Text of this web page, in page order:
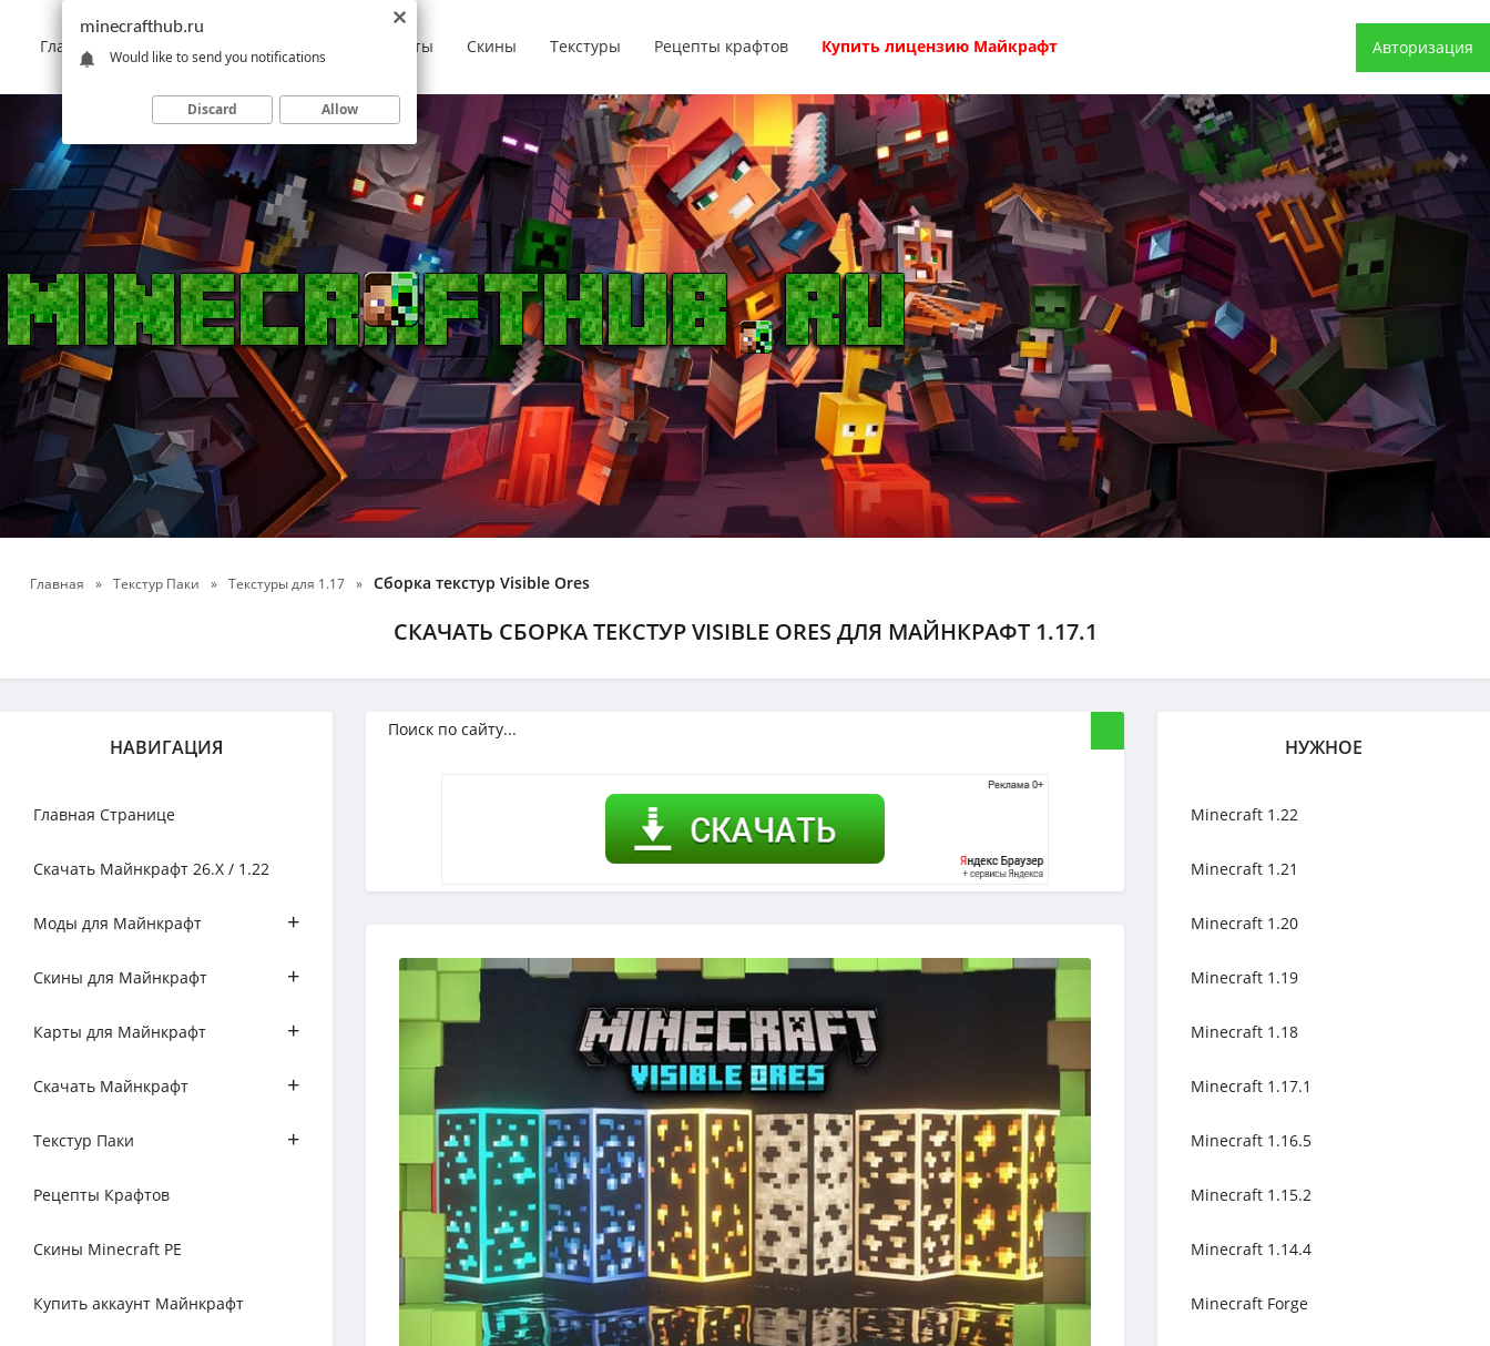
Главная Моды Скачать Minecraft Карты Скины Текстуры Рецепты крафтов Купить лицензию Майкрафт Авторизация
Главная » Текстур Паки » Текстуры для 1.17 » Сборка текстур Visible Ores
СКАЧАТЬ СБОРКА ТЕКСТУР VISIBLE ORES ДЛЯ МАЙНКРАФТ 1.17.1
НАВИГАЦИЯ
Главная Странице
Скачать Майнкрафт 26.Х / 1.22
Моды для Майнкрафт +
Скины для Майнкрафт +
Карты для Майнкрафт +
Скачать Майнкрафт +
Текстур Паки +
Рецепты Крафтов
Скины Minecraft PE
Купить аккаунт Майнкрафт
НУЖНОЕ
Minecraft 1.22
Minecraft 1.21
Minecraft 1.20
Minecraft 1.19
Minecraft 1.18
Minecraft 1.17.1
Minecraft 1.16.5
Minecraft 1.15.2
Minecraft 1.14.4
Minecraft Forge
minecrafthub.ru
Would like to send you notifications
Discard Allow